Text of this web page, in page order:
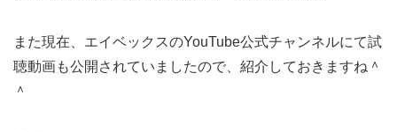
また現在、エイベックスのYouTube公式チャンネルにて試
聴動画も公開されていましたので、紹介しておきますね＾
＾